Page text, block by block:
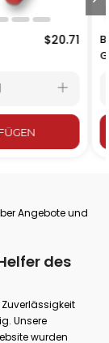
Kleine
250x80 mm
HINZUFÜGEN
Angebote und
des
Unsere
wurden